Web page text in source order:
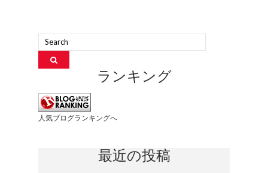
ランキング
人気ブログランキングへ
最近の投稿